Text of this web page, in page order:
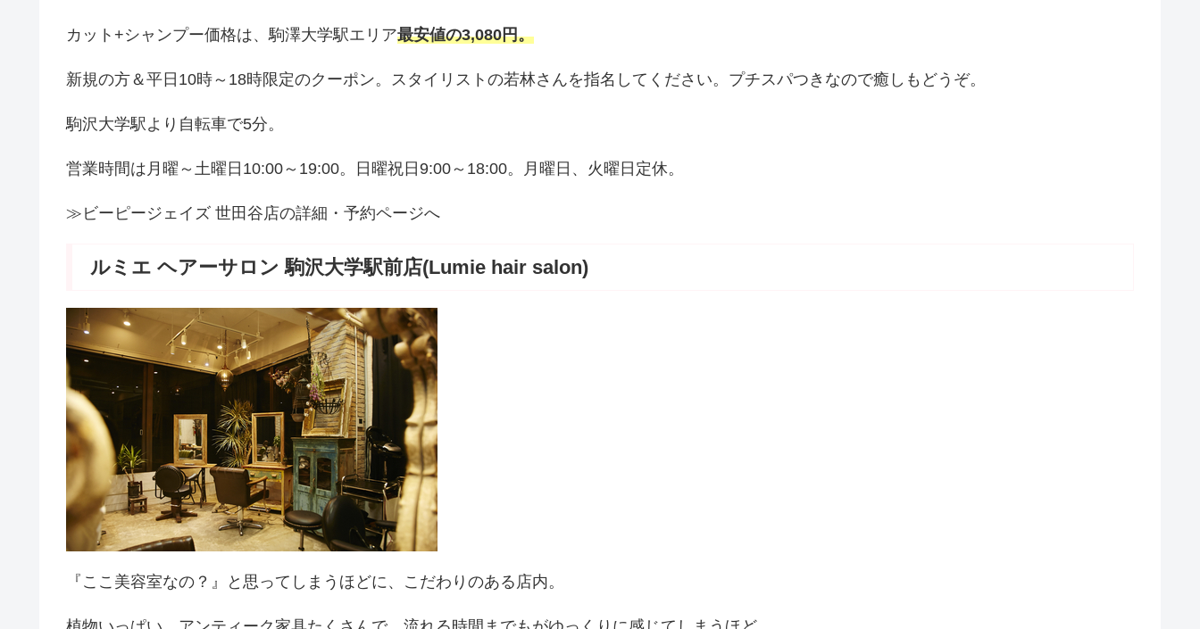
カット+シャンプー価格は、駒澤大学駅エリア最安値の3,080円。
新規の方＆平日10時～18時限定のクーポン。スタイリストの若林さんを指名してください。プチスパつきなので癒しもどうぞ。
駒沢大学駅より自転車で5分。
営業時間は月曜～土曜日10:00～19:00。日曜祝日9:00～18:00。月曜日、火曜日定休。
≫ビーピージェイズ 世田谷店の詳細・予約ページへ
ルミエ ヘアーサロン 駒沢大学駅前店(Lumie hair salon)
『ここ美容室なの？』と思ってしまうほどに、こだわりのある店内。